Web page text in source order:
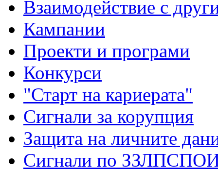
Взаимодействие с
Кампании
Проекти и програми
Конкурси
"Старт на кариерата"
Сигнали за корупция
Защита на личните
Сигнали по